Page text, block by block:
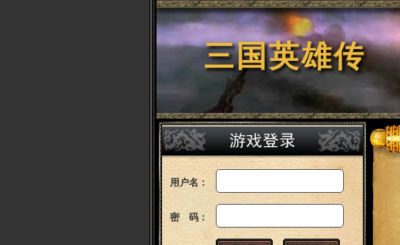
三国英雄传
用户名：
密 码：